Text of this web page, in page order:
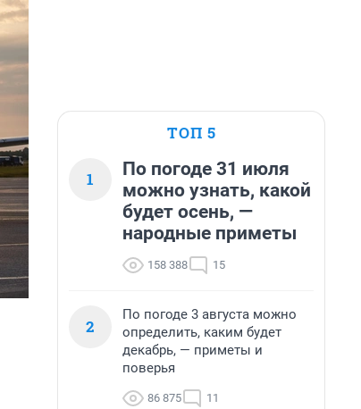
ТОП 5
1
По погоде 31 июля
можно узнать, какой
будет осень, —
народные приметы
158 388 15
2
По погоде 3 августа можно
определить, каким будет
декабрь, — приметы и
поверья
86 875 11